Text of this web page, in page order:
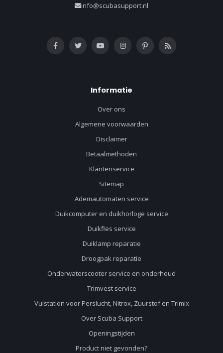
info@scubasupport.nl
Informatie
Over ons
Algemene voorwaarden
Disclaimer
Betaalmethoden
Klantenservice
Sitemap
Ademautomaten service
Duikcomputer en duikhorloge service
Duikfles service
Duiklamp reparatie
Droogpak reparatie
Onderwaterscooter service en onderhoud
Trimvest service
Vulstation voor Perslucht, Nitrox, Zuurstof en Trimix
Over Scuba Support
Openingstijden
Product niet gevonden?